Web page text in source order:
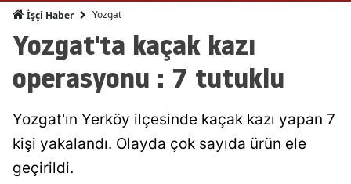
Ankara
Antalya
İşçi Haber Yozgat
Yozgat'ta kaçak kazı
operasyonu : 7 tutuklu
Yozgat'ın Yerköy ilçesinde kaçak kazı yapan 7
kişi yakalandı. Olayda çok sayıda ürün ele
geçirildi.